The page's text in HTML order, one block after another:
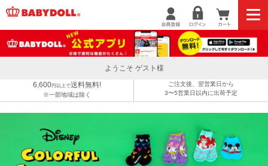
ようこそ ゲスト様
6,600円以上で送料無料!
※一部地域は除く
ご注文後、翌営業日から
3〜5営業日以内に出荷予定